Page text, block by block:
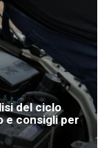
del ciclo
e consigli per